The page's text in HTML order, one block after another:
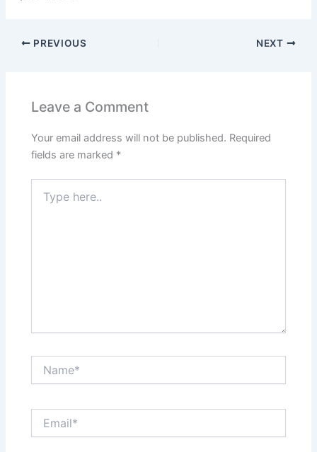
PREVIOUS NEXT
Leave a Comment
Your email address will not be published. Required
fields are marked *
here..